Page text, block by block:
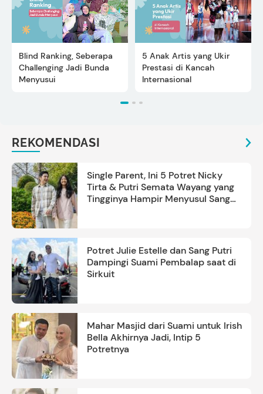
Blind Ranking, Seberapa
Challenging Jadi Bunda
Menyusui
5 Anak Artis yang Ukir
Prestasi di Kancah
Internasional
REKOMENDASI
Single Parent, Ini 5 Potret Nicky
Tirta & Putri Semata Wayang yang
Tingginya Hampir Menyusul Sang
Potret Julie Estelle dan Sang Putri
Dampingi Suami Pembalap saat di
Sirkuit
Mahar Masjid dari Suami untuk Irish
Bella Akhirnya Jadi, Intip 5
Potretnya